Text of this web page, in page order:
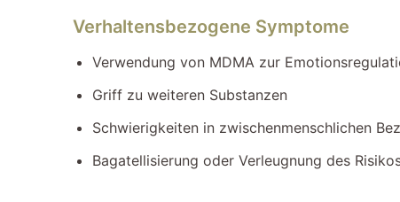
Verhaltensbezogene Symptome
Verwendung von MDMA zur
Griff zu weiteren Substanzen
Schwierigkeiten in zwischenmenschlichen
Bagatellisierung oder Verleugnung des